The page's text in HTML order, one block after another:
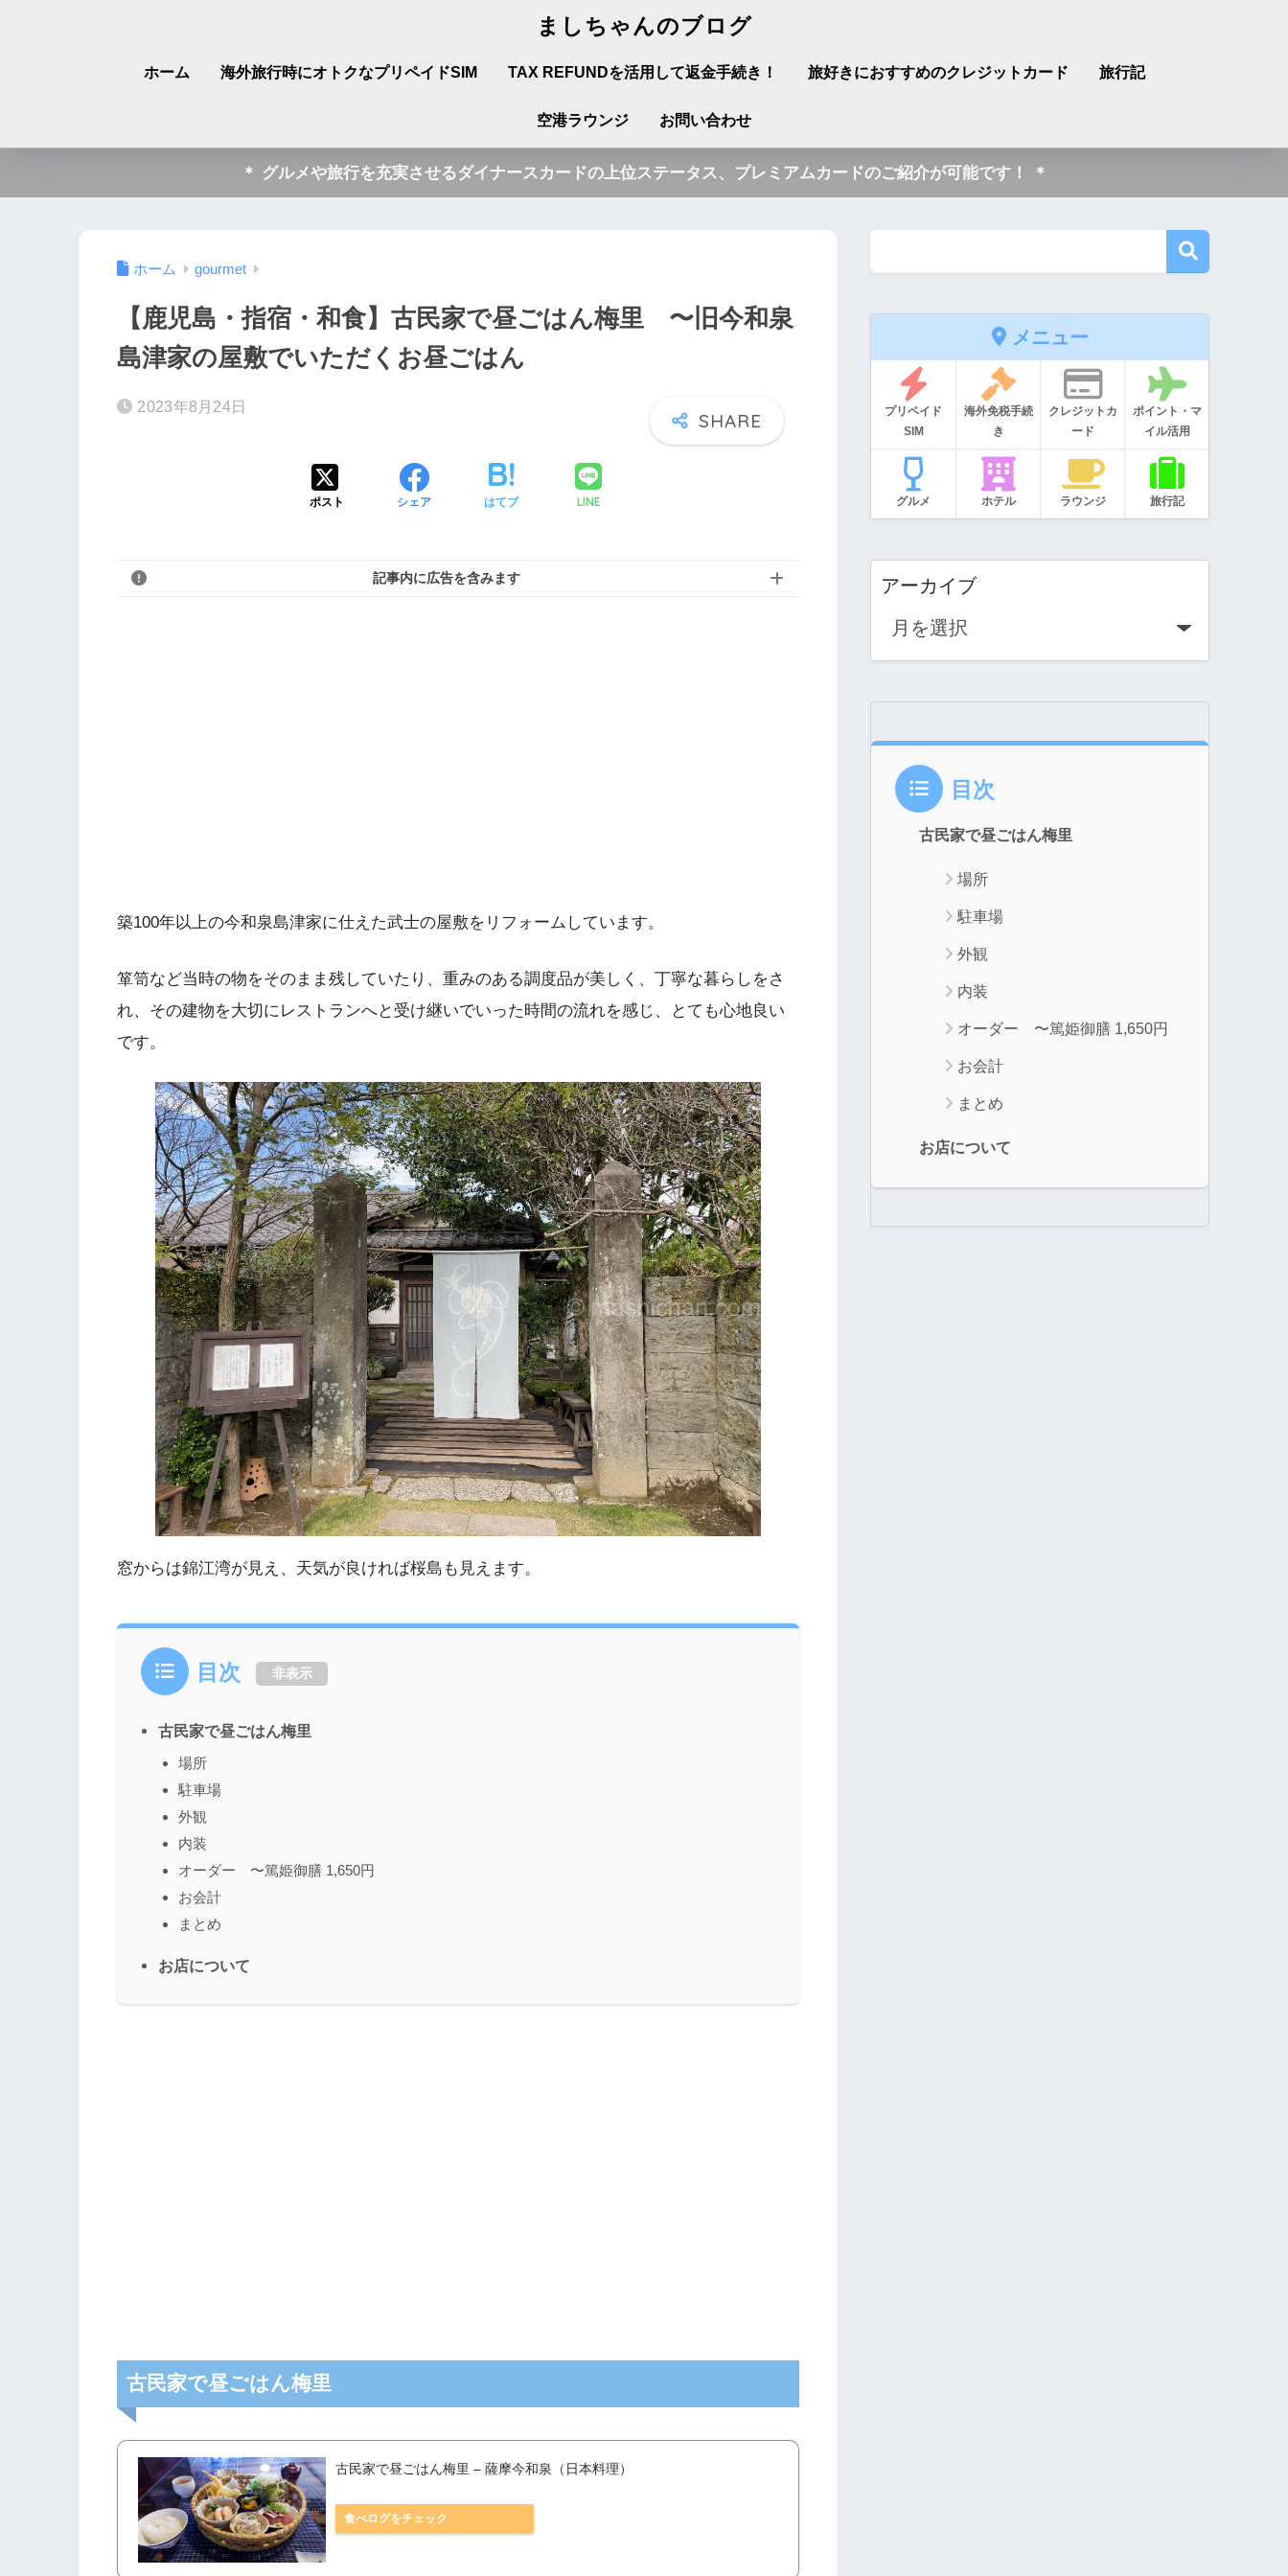
ましちゃんのブログ
ホーム 海外旅行時にオトクなプリペイドSIM TAX REFUNDを活用して返金手続き！ 旅好きにおすすめのクレジットカード 旅行記
空港ラウンジ お問い合わせ
＊ グルメや旅行を充実させるダイナースカードの上位ステータス、プレミアムカードのご紹介が可能です！ ＊
ホーム gourmet
【鹿児島・指宿・和食】古民家で昼ごはん梅里 〜旧今和泉
島津家の屋敷でいただくお昼ごはん
2023年8月24日
ポスト シェア はてブ LINE
記事内に広告を含みます
築100年以上の今和泉島津家に仕えた武士の屋敷をリフォームしています。
箪笥など当時の物をそのまま残していたり、重みのある調度品が美しく、丁寧な暮らしをさ
れ、その建物を大切にレストランへと受け継いでいった時間の流れを感じ、とても心地良い
です。
窓からは錦江湾が見え、天気が良ければ桜島も見えます。
目次 非表示
古民家で昼ごはん梅里
場所
駐車場
外観
内装
オーダー 〜篤姫御膳 1,650円
お会計
まとめ
お店について
古民家で昼ごはん梅里
古民家で昼ごはん梅里 – 薩摩今和泉（日本料理）
食べログをチェック
メニュー
プリペイド
SIM
海外免税手続
き
クレジットカ
ード
ポイント・マ
イル活用
グルメ ホテル ラウンジ 旅行記
アーカイブ
目次
古民家で昼ごはん梅里
場所
駐車場
外観
内装
オーダー 〜篤姫御膳 1,650円
お会計
まとめ
お店について